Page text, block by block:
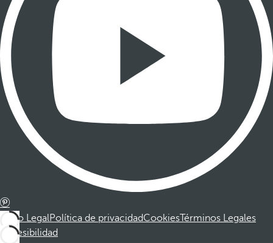
Aviso LegalPolítica de privacidadCookiesTérminos Legales
Accesibilidad